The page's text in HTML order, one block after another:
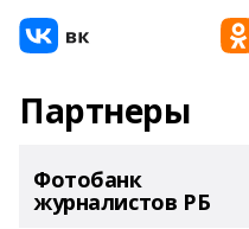
Партнеры
Фотобанк
журналистов РБ